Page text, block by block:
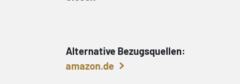
Alternative Bezugsquellen:
amazon.de